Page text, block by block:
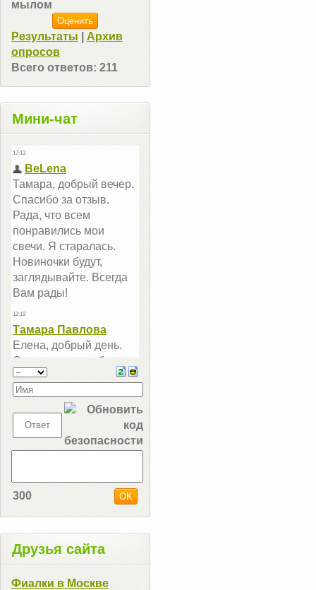
мылом
Результаты
Архив
опросов
Всего ответов: 211
Мини-чат
300
Друзья сайта
Фиалки в Москве